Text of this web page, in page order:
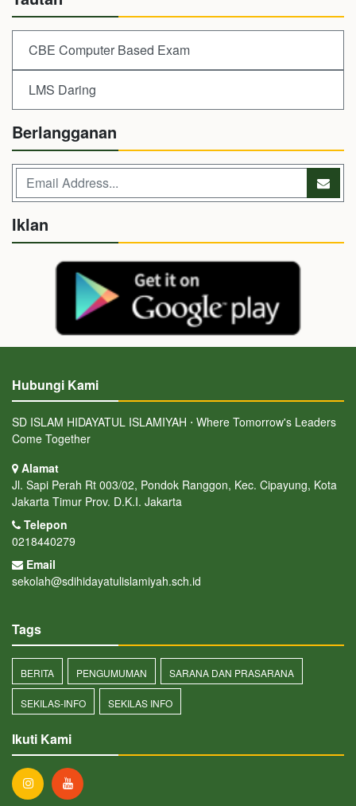
CBE Computer Based Exam
LMS Daring
Berlangganan
Iklan
Hubungi Kami
SD ISLAM HIDAYATUL ISLAMIYAH ⋅ Where Tomorrow's Leaders
Come Together
Alamat
Jl. Sapi Perah Rt 003/02, Pondok Ranggon, Kec. Cipayung, Kota
Jakarta Timur Prov. D.K.I. Jakarta
Telepon
0218440279
Email
sekolah@sdihidayatulislamiyah.sch.id
Tags
BERITA PENGUMUMAN SARANA DAN PRASARANA
SEKILAS-INFO SEKILAS INFO
Ikuti Kami